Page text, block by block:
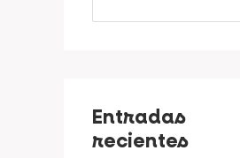
Entradas
recientes